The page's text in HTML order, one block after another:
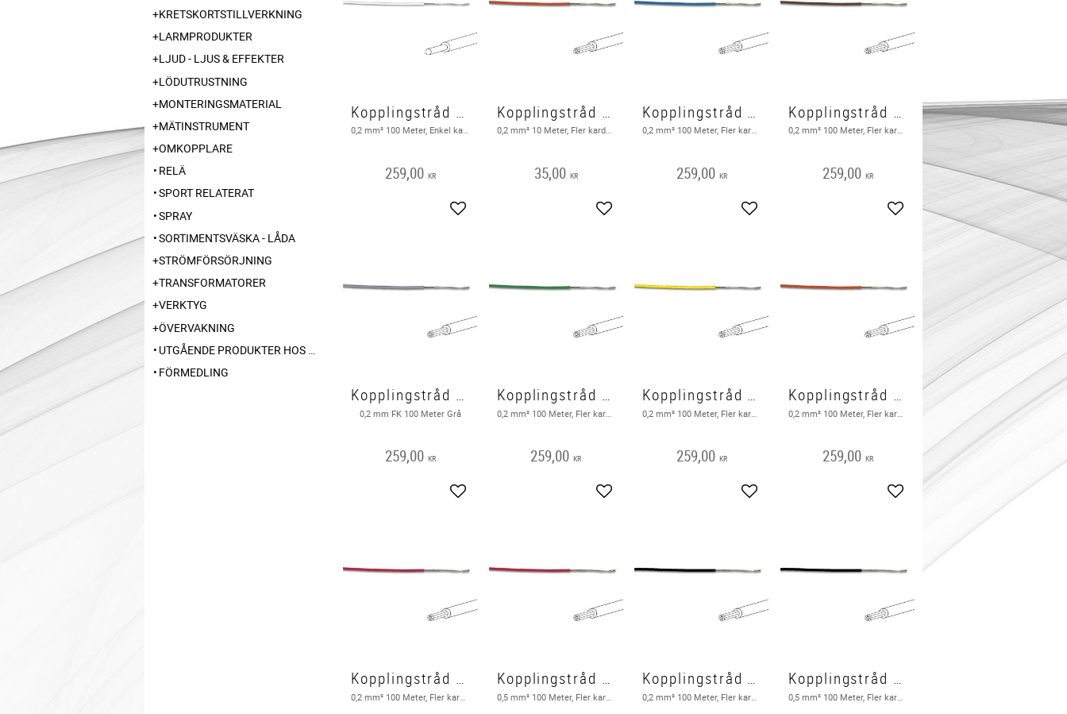
Kopplingstråd EK, 100 Meter, Vit
259,00 KR
Lägg till i favoriter
Kopplingstråd FK 10 M, Orange
0,2 mm² 10 Meter, Fler karderlig, Orange . Utgående produkt hos leverantör
35,00 KR
Lägg till i favoriter
Kopplingstråd FK 100m, blå
259,00 KR
Lägg till i favoriter
Kopplingstråd FK 100m, brun
259,00 KR
Lägg till i favoriter
Kopplingstråd FK 100m, Grå
0,2 mm FK 100 Meter Grå
259,00 KR
Lägg till i favoriter
Kopplingstråd FK 100m, grön
0,2 mm² 100 Meter, Fler karderlig, Grön
259,00 KR
Lägg till i favoriter
Kopplingstråd FK 100m, gul
259,00 KR
Lägg till i favoriter
Kopplingstråd FK 100m, orange
259,00 KR
Lägg till i favoriter
Kopplingstråd FK 100m, röd Kopplingstråd FK 100m, röd, 0,5mm²
0,5 mm² 100 Meter, Fler karderlig, Röd
Kopplingstråd FK 100m, svart Kopplingstråd FK 100m, svart, 0,5mm²
KRETSKORTSTILLVERKNING
LARMPRODUKTER
LJUD - LJUS & EFFEKTER
LÖDUTRUSTNING
MONTERINGSMATERIAL
MÄTINSTRUMENT
OMKOPPLARE
RELÄ
SPORT RELATERAT
SPRAY
SORTIMENTSVÄSKA - LÅDA
STRÖMFÖRSÖRJNING
TRANSFORMATORER
VERKTYG
ÖVERVAKNING
UTGÅENDE PRODUKTER HOS LEVERANTÖR
FÖRMEDLING